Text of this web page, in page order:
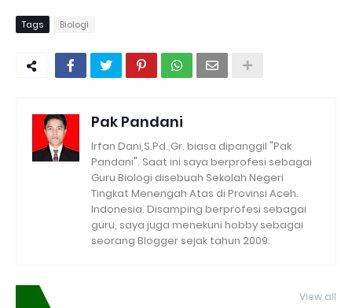
Tags Biologi
Pak Pandani
Irfan Dani,S.Pd.,Gr. biasa dipanggil "Pak
Pandani". Saat ini saya berprofesi sebagai
Guru Biologi disebuah Sekolah Negeri
Tingkat Menengah Atas di Provinsi Aceh.
Indonesia. Disamping berprofesi sebagai
guru, saya juga menekuni hobby sebagai
seorang Blogger sejak tahun 2009.
View all